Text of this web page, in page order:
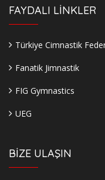
FAYDALI LİNKLER
Türkiye Cimnastik
Fanatik Jimnastik
FIG Gymnastics
UEG
BİZE ULAŞIN